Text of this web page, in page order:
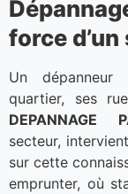
force
Un dépanneur
quartier, ses
DEPANNAGE
secteur,
sur cette
emprunter, où